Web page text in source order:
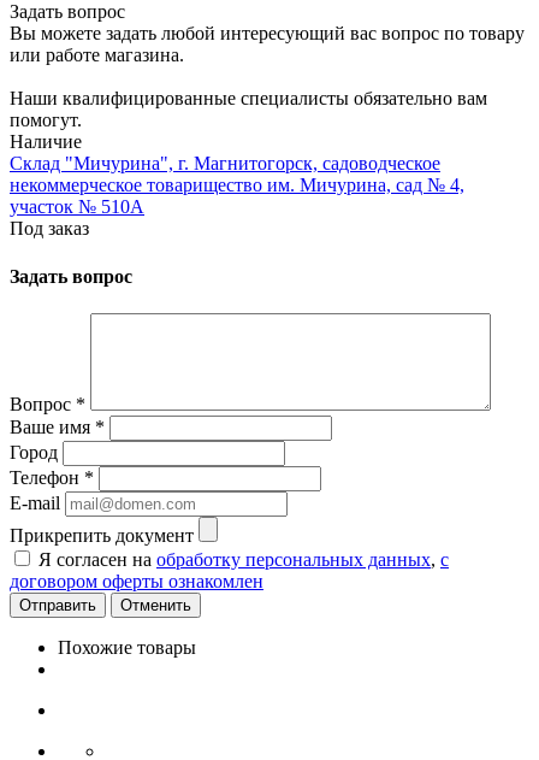
Задать вопрос
Вы можете задать любой интересующий вас вопрос по товару
или работе магазина.
Наши квалифицированные специалисты обязательно вам
помогут.
Наличие
Склад "Мичурина", г. Магнитогорск, садоводческое
некоммерческое товарищество им. Мичурина, сад № 4,
участок № 510А
Под заказ
Задать вопрос
Вопрос *
Ваше имя *
Город
Телефон *
E-mail
Прикрепить документ
Я согласен на обработку персональных данных, с
договором оферты ознакомлен
Отменить
Похожие товары